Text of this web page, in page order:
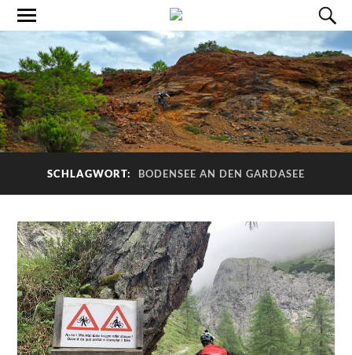
SCHLAGWORT: BODENSEE AN DEN GARDASEE